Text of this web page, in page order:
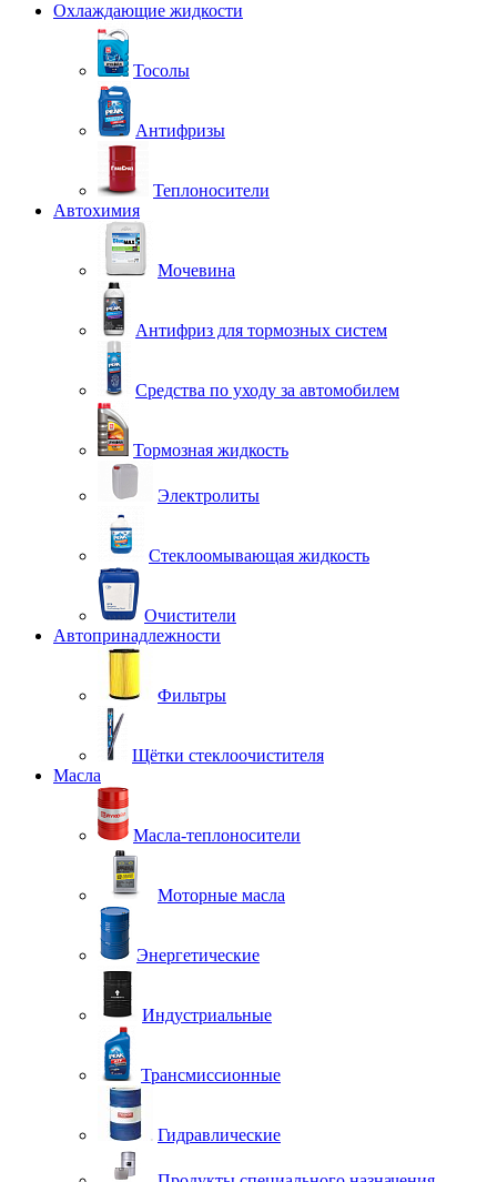
Охлаждающие жидкости
Тосолы
Антифризы
Теплоносители
Автохимия
Мочевина
Антифриз для тормозных систем
Средства по уходу за автомобилем
Тормозная жидкость
Электролиты
Стеклоомывающая жидкость
Очистители
Автопринадлежности
Фильтры
Щётки стеклоочистителя
Масла
Масла-теплоносители
Моторные масла
Энергетические
Индустриальные
Трансмиссионные
Гидравлические